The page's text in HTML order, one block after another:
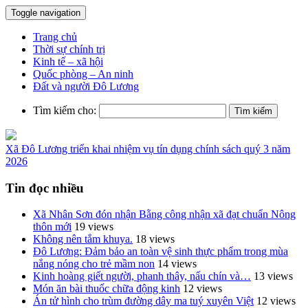
Toggle navigation
Trang chủ
Thời sự chính trị
Kinh tế – xã hội
Quốc phòng – An ninh
Đất và người Đô Lương
Tìm kiếm cho:
Xã Đô Lương triển khai nhiệm vụ tín dụng chính sách quý 3 năm
2026
Tin đọc nhiều
Xã Nhân Sơn đón nhận Bằng công nhận xã đạt chuẩn Nông
thôn mới 19 views
Không nên tắm khuya. 18 views
Đô Lương: Đảm bảo an toàn vệ sinh thực phẩm trong mùa
nắng nóng cho trẻ mầm non 14 views
Kinh hoàng giết người, phanh thây, nấu chín và… 13 views
Món ăn bài thuốc chữa động kinh 12 views
Án tử hình cho trùm đường dây ma tuý xuyên Việt 12 views